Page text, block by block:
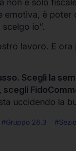
non è solo
emotiva, è poter
io”.
lavoro. E ora
Scegli la
scegli
uccidendo la
#Gruppo 26.3